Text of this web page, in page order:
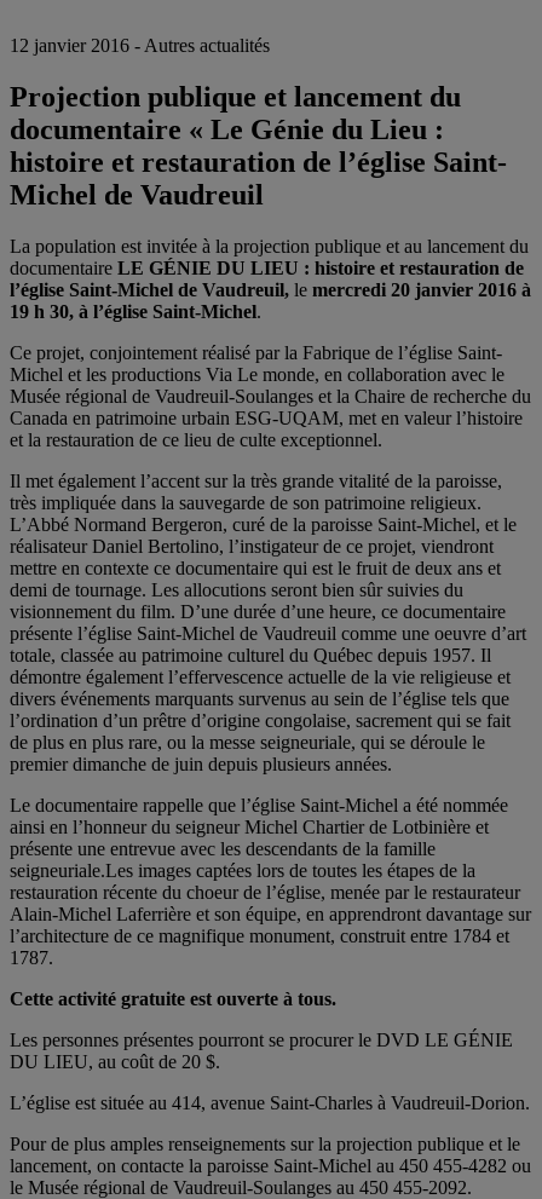
12 janvier 2016 - Autres actualités
Projection publique et lancement du
documentaire « Le Génie du Lieu :
histoire et restauration de l’église Saint-
Michel de Vaudreuil
La population est invitée à la projection publique et au lancement du
documentaire LE GÉNIE DU LIEU : histoire et restauration de
l’église Saint-Michel de Vaudreuil, le mercredi 20 janvier 2016 à
19 h 30, à l’église Saint-Michel.
Ce projet, conjointement réalisé par la Fabrique de l’église Saint-
Michel et les productions Via Le monde, en collaboration avec le
Musée régional de Vaudreuil-Soulanges et la Chaire de recherche du
Canada en patrimoine urbain ESG-UQAM, met en valeur l’histoire
et la restauration de ce lieu de culte exceptionnel.
Il met également l’accent sur la très grande vitalité de la paroisse,
très impliquée dans la sauvegarde de son patrimoine religieux.
L’Abbé Normand Bergeron, curé de la paroisse Saint-Michel, et le
réalisateur Daniel Bertolino, l’instigateur de ce projet, viendront
mettre en contexte ce documentaire qui est le fruit de deux ans et
demi de tournage. Les allocutions seront bien sûr suivies du
visionnement du film. D’une durée d’une heure, ce documentaire
présente l’église Saint-Michel de Vaudreuil comme une oeuvre d’art
totale, classée au patrimoine culturel du Québec depuis 1957. Il
démontre également l’effervescence actuelle de la vie religieuse et
divers événements marquants survenus au sein de l’église tels que
l’ordination d’un prêtre d’origine congolaise, sacrement qui se fait
de plus en plus rare, ou la messe seigneuriale, qui se déroule le
premier dimanche de juin depuis plusieurs années.
Le documentaire rappelle que l’église Saint-Michel a été nommée
ainsi en l’honneur du seigneur Michel Chartier de Lotbinière et
présente une entrevue avec les descendants de la famille
seigneuriale.Les images captées lors de toutes les étapes de la
restauration récente du choeur de l’église, menée par le restaurateur
Alain-Michel Laferrière et son équipe, en apprendront davantage sur
l’architecture de ce magnifique monument, construit entre 1784 et
1787.
Cette activité gratuite est ouverte à tous.
Les personnes présentes pourront se procurer le DVD LE GÉNIE
DU LIEU, au coût de 20 $.
L’église est située au 414, avenue Saint-Charles à Vaudreuil-Dorion.
Pour de plus amples renseignements sur la projection publique et le
lancement, on contacte la paroisse Saint-Michel au 450 455-4282 ou
le Musée régional de Vaudreuil-Soulanges au 450 455-2092.